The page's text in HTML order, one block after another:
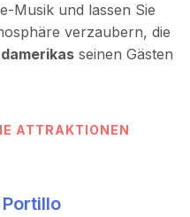
Musik und lassen Sie
verzaubern, die
seinen Gästen
ATTRAKTIONEN
Portillo